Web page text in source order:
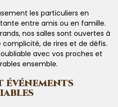
les particuliers en
entre amis ou en famille.
nos salles sont ouvertes à
de rires et de défis.
avec vos proches et
ensemble.
ÉVÉNEMENTS